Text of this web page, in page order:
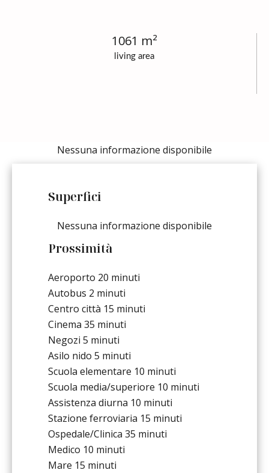
living area
1061 m²
Nessuna informazione disponibile
Superfici
Nessuna informazione disponibile
Prossimità
Aeroporto 20 minuti
Autobus 2 minuti
Centro città 15 minuti
Cinema 35 minuti
Negozi 5 minuti
Asilo nido 5 minuti
Scuola elementare 10 minuti
Scuola media/superiore 10 minuti
Assistenza diurna 10 minuti
Stazione ferroviaria 15 minuti
Ospedale/Clinica 35 minuti
Medico 10 minuti
Mare 15 minuti